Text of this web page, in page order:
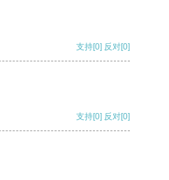
支持[0] 反对[0]
支持[0] 反对[0]